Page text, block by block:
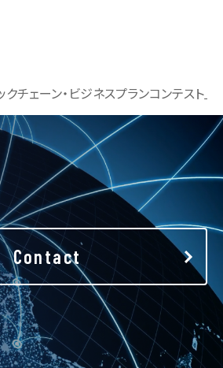
クチェーン・ビジネスプランコンテスト
Contact